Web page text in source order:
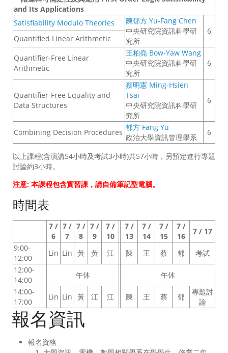
and Its Applications
Satisfiability Modulo Theories
陳郁方 Yu-Fang Chen
中央研究院資訊科學研
究所
6
Quantified Linear Arithmetic
Quantifier-Free Linear
Arithmetic
王柏堯 Bow-Yaw Wang
中央研究院資訊科學研
究所
6
Quantifier-Free Equality and
Data Structures
蔡明憲 Ming-Hsien
Tsai
中央研究院資訊科學研
究所
6
Combining Decision Procedures
郁方 Fang Yu
政治大學資訊管理學系
6
以上課程(含演講54小時及考試3小時)共57小時，另預定進行專題
討論約3小時。
注意: 本課程包含實習課，請自備筆記型電腦。
時間表
7 /
6
7 /
7
7 /
8
7 /
9
7 /
10
7 /
13
7 /
14
7 /
15
7 /
16
7 / 17
9:00-
12:00
Lin Lin 黃 黃 江 陳 王 蔡 郁
考試
12:00-
14:00
午休
午休
14:00-
17:00
Lin Lin 黃 江 江 陳 王 蔡 郁
專題討
論
報名資訊
報名資格